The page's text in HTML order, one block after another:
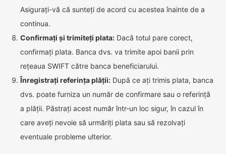
Asigurați-vă că sunteți de acord cu acestea înainte de a
continua.
Confirmați și trimiteți plata: Dacă totul pare corect,
confirmați plata. Banca dvs. va trimite apoi banii prin
rețeaua SWIFT către banca beneficiarului.
Înregistrați referința plății: După ce ați trimis plata, banca
dvs. poate furniza un număr de confirmare sau o referință
a plății. Păstrați acest număr într-un loc sigur, în cazul în
care aveți nevoie să urmăriți plata sau să rezolvați
eventuale probleme ulterior.